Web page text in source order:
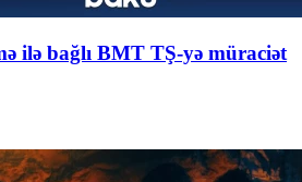
ilə bağlı BMT TŞ-yə müraciət